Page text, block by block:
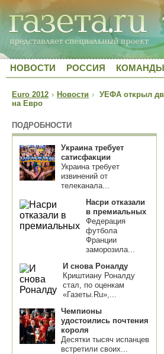
НОВОСТИ РОССИЯ КОМАНДЫ
Euro 2012 › Новости › УЕФА открыл
на Евро
ПОДРОБНОСТИ
Украина требует
сатисфакции
Украина требует
извинений от
телеканала...
Насри отказали
в премиальных
Федерация
футбола
Франции
заморозила...
И снова Роналду
Криштиану Роналду
стал, по оценкам
«Газеты.Ru»,...
Чемпионы
удостоились почтения
короля
Десятки тысяч испанцев
встретили своих...